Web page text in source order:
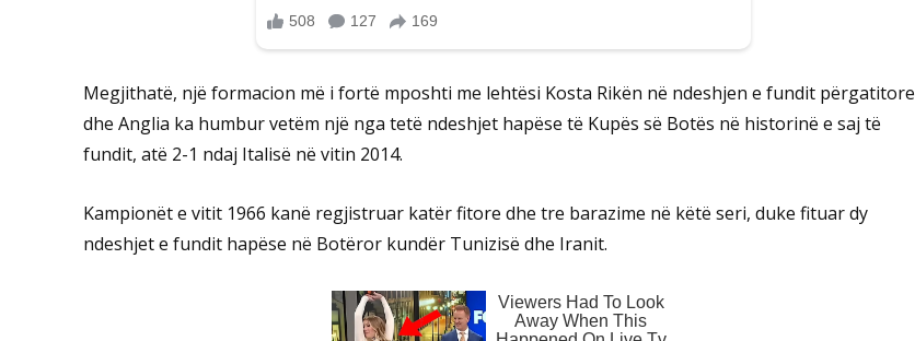
Megjithatë, një formacion më i fortë mposhti me lehtësi Kosta Rikën në ndeshjen e fundit përgatitore
dhe Anglia ka humbur vetëm një nga tetë ndeshjet hapëse të Kupës së Botës në historinë e saj të
fundit, atë 2-1 ndaj Italisë në vitin 2014.
Kampionët e vitit 1966 kanë regjistruar katër fitore dhe tre barazime në këtë seri, duke fituar dy
ndeshjet e fundit hapëse në Botëror kundër Tunizisë dhe Iranit.